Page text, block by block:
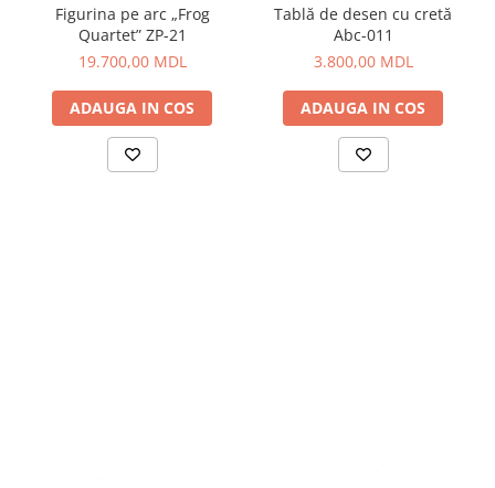
Figurina pe arc „Frog
Quartet” ZP-21
19.700,00 MDL
ADAUGA IN COS
Tablă de desen cu cretă
Abc-011
3.800,00 MDL
ADAUGA IN COS